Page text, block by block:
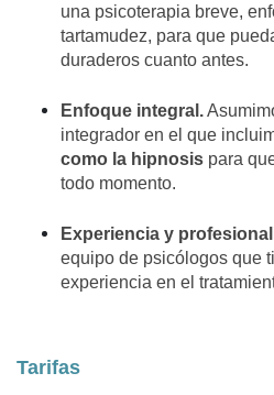
una psicoterapia breve,
tartamudez, para que
duraderos cuanto antes.
Enfoque integral.
integrador en el que
como la hipnosis para
todo momento.
Experiencia y
equipo de psicólogos que
experiencia en el
Tarifas